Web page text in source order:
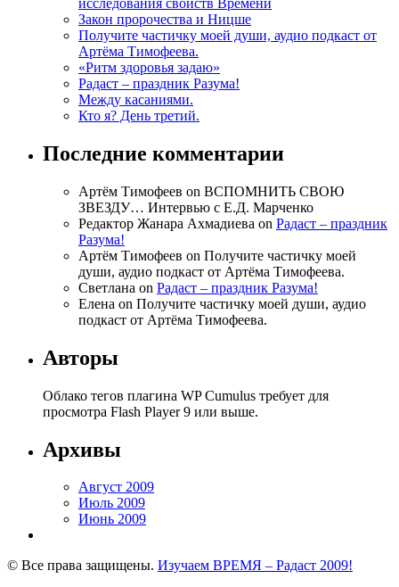
исследования свойств Времени
Закон пророчества и Ницше
Получите частичку моей души, аудио подкаст от
Артёма Тимофеева.
«Ритм здоровья задаю»
Радаст – праздник Разума!
Между касаниями.
Кто я? День третий.
Последние комментарии
Артём Тимофеев on ВСПОМНИТЬ СВОЮ
ЗВЕЗДУ… Интервью с Е.Д. Марченко
Редактор Жанара Ахмадиева on Радаст – праздник
Разума!
Артём Тимофеев on Получите частичку моей
души, аудио подкаст от Артёма Тимофеева.
Светлана on Радаст – праздник Разума!
Елена on Получите частичку моей души, аудио
подкаст от Артёма Тимофеева.
Авторы
Облако тегов плагина WP Cumulus требует для
просмотра Flash Player 9 или выше.
Архивы
Август 2009
Июль 2009
Июнь 2009
© Все права защищены. Изучаем ВРЕМЯ – Радаст 2009!